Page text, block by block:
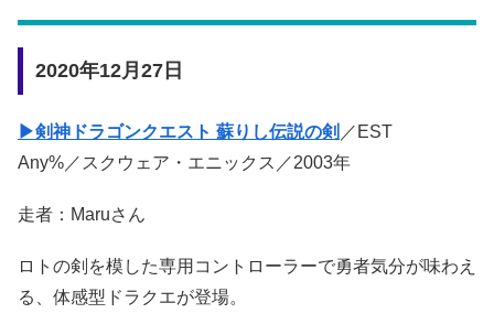
2020年12月27日
▶剣神ドラゴンクエスト 蘇りし伝説の剣 ／EST
Any%／スクウェア・エニックス／2003年
走者：Maruさん
ロトの剣を模した専用コントローラーで勇者気分が味わえ
る、体感型ドラクエが登場。